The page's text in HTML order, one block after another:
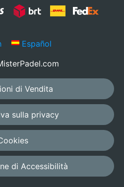
Español
di Vendita
sulla privacy
di Accessibilità